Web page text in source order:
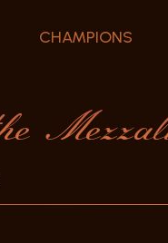
CHAMPIONS